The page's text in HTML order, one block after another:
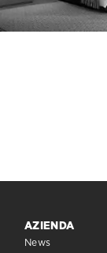
AZIENDA
News